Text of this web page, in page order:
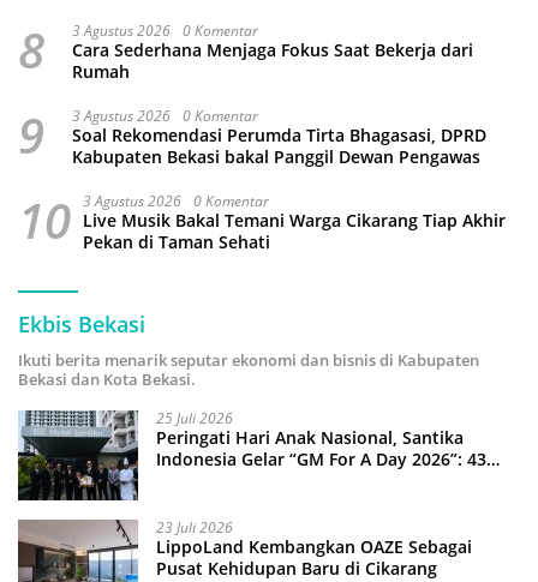
8 3 Agustus 2026 0 Komentar
Cara Sederhana Menjaga Fokus Saat Bekerja dari
Rumah
9 3 Agustus 2026 0 Komentar
Soal Rekomendasi Perumda Tirta Bhagasasi, DPRD
Kabupaten Bekasi bakal Panggil Dewan Pengawas
10 3 Agustus 2026 0 Komentar
Live Musik Bakal Temani Warga Cikarang Tiap Akhir
Pekan di Taman Sehati
Ekbis Bekasi
Ikuti berita menarik seputar ekonomi dan bisnis di Kabupaten
Bekasi dan Kota Bekasi.
25 Juli 2026
Peringati Hari Anak Nasional, Santika
Indonesia Gelar “GM For A Day 2026”: 43
23 Juli 2026
LippoLand Kembangkan OAZE Sebagai
Pusat Kehidupan Baru di Cikarang